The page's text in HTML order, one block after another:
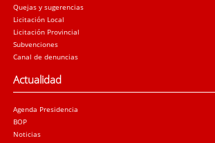
Quejas y sugerencias
Licitación Local
Licitación Provincial
Subvenciones
Canal de denuncias
Actualidad
Agenda Presidencia
BOP
Noticias